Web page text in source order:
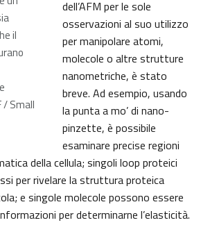
il
/ Small
dell’AFM per le sole
osservazioni al suo utilizzo
per manipolare atomi,
molecole o altre strutture
nanometriche, è stato
breve. Ad esempio, usando
la punta a mo’ di nano-
pinzette, è possibile
esaminare precise regioni
della cellula; singoli loop proteici
per rivelare la struttura proteica
e singole molecole possono essere
per determinarne l’elasticità.